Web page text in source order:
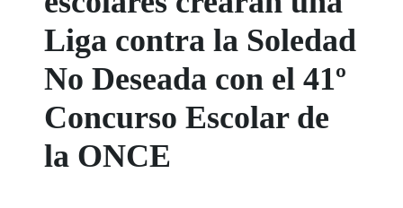
Liga contra la Soledad
No Deseada con el 41º
Concurso Escolar de
la ONCE